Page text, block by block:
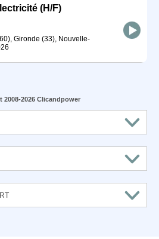
(H/F)
Gironde (33), Nouvelle-
2008-2026 Clicandpower